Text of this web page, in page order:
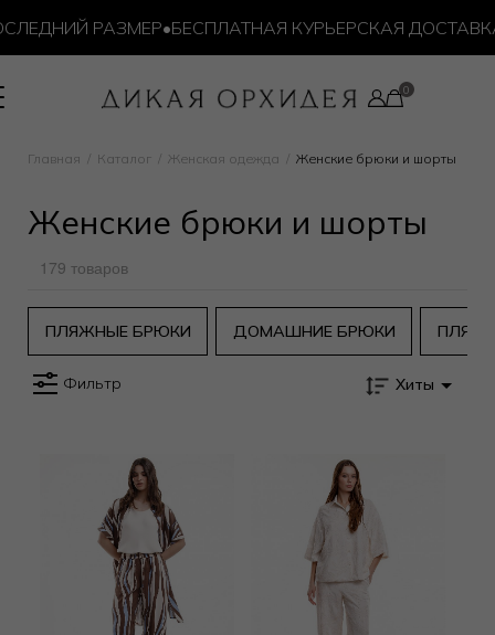
РАЗМЕР•БЕСПЛАТНАЯ КУРЬЕРСКАЯ ДОСТАВКА
Главная Каталог Женская одежда Женские брюки и шорты
Женские брюки и шорты
179 товаров
ПЛЯЖНЫЕ БРЮКИ ДОМАШНИЕ БРЮКИ
Фильтр Хиты